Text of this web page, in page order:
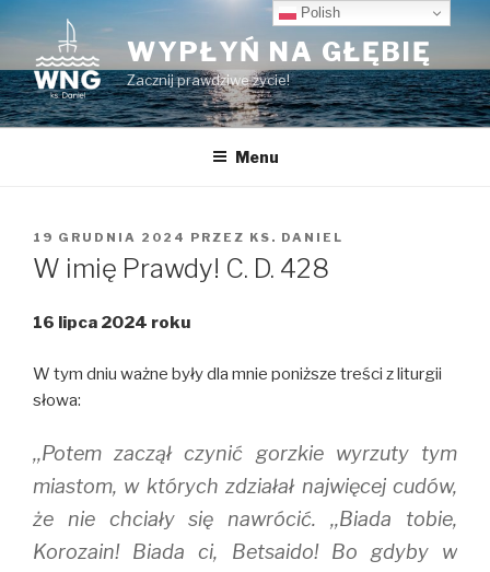
Przeskocz
do
treści
WYPŁYŃ NA GŁĘBIĘ
Zacznij prawdziwe życie!
Menu
OPUBLIKOWANE
W
19 GRUDNIA 2024 PRZEZ KS. DANIEL
W imię Prawdy! C. D. 428
16 lipca 2024 roku
W tym dniu ważne były dla mnie poniższe treści z liturgii
słowa:
,,Potem zaczął czynić gorzkie wyrzuty tym
miastom, w których zdziałał najwięcej cudów,
że nie chciały się nawrócić. ,,Biada tobie,
Korozain! Biada ci, Betsaido! Bo gdyby w
Polish